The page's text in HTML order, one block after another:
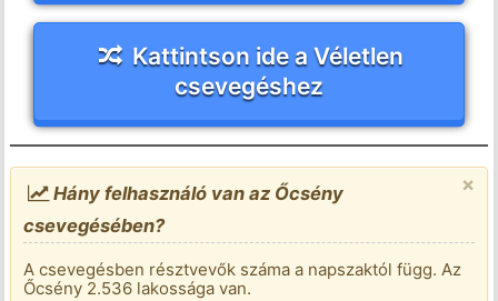
Kattintson ide a Véletlen
csevegéshez
×
Hány felhasználó van az Őcsény
csevegésében?
A csevegésben résztvevők száma a napszaktól függ. Az
Őcsény 2.536 lakossága van.